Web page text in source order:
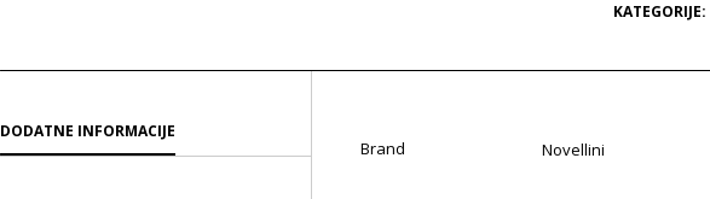
KATEGORIJE:
DODATNE INFORMACIJE
Brand Novellini